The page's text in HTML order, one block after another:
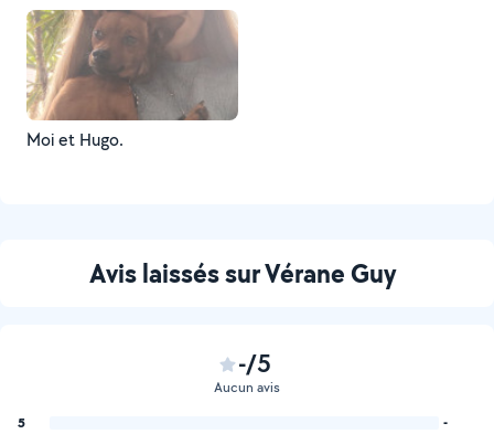
Moi et Hugo.
Avis laissés sur Vérane Guy
-/5
Aucun avis
5
-